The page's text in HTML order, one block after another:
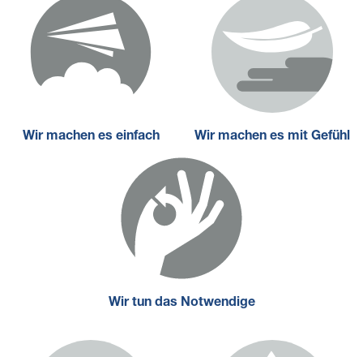
Wir machen es einfach Wir machen es mit Gefühl
Wir tun das Notwendige